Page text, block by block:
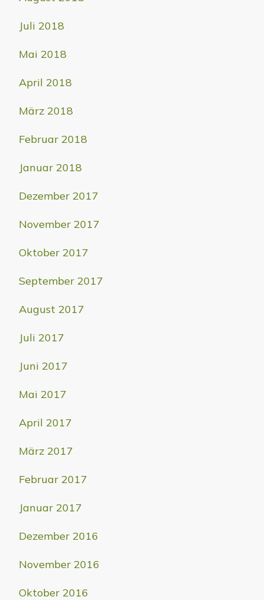
Juli 2018
Mai 2018
April 2018
März 2018
Februar 2018
Januar 2018
Dezember 2017
November 2017
Oktober 2017
September 2017
August 2017
Juli 2017
Juni 2017
Mai 2017
April 2017
März 2017
Februar 2017
Januar 2017
Dezember 2016
November 2016
Oktober 2016